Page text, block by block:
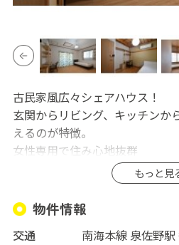
古民家風広々シェアハウス！
玄関からリビング、キッチンか
えるのが特徴。
女性専用で住み心地抜群
関西空港勤務の方に大人気です
全ての部屋を掲載中（全11部屋
もっと見
物件情報
交通 南海本線 泉佐野